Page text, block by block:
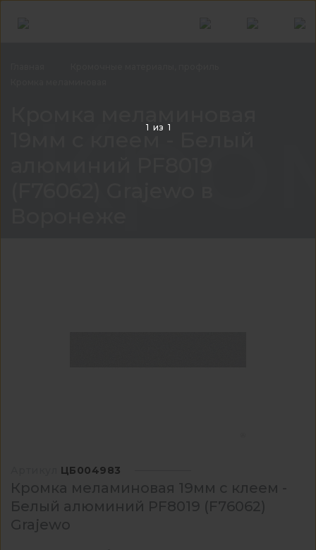
ЦБ004983
Кромка меламиновая 19мм с клеем -
Белый алюминий PF8019 (F76062)
Grajewo
1 из 1